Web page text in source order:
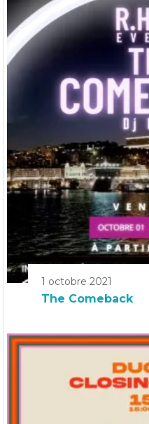
1 octobre 2021
The Comeback